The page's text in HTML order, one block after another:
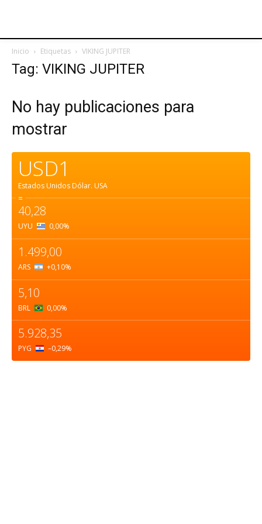
Inicio Etiquetas VIKING JUPITER
Tag: VIKING JUPITER
No hay publicaciones para
mostrar
USD1
Estados Unidos Dólar. USA
=
40,28
UYU 0,00%
1.499,00
ARS +0,10%
5,10
BRL 0,00%
5.928,35
PYG –0,29%